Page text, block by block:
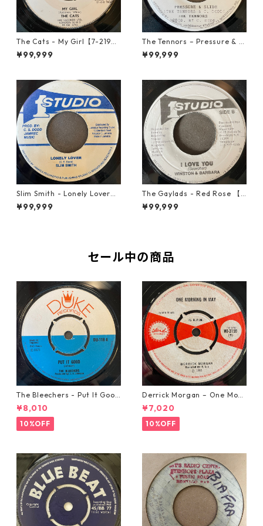
The Cats - My Girl【7-2190
6】
¥99,999
The Tennors – Pressure & Sl
ide【7-21952】
¥99,999
Slim Smith - Lonely Lover
【7-21921】
¥99,999
The Gaylads - Red Rose 【7
-21853】
¥99,999
セール中の商品
The Bleechers - Put It Good
【7-21637】
¥8,010
10%OFF
Derrick Morgan – One Morn
ing In May【7-21653】
¥7,020
10%OFF